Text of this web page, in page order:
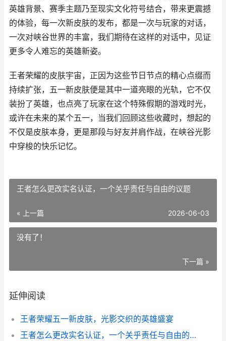
英雄背景、赛季主题乃至现实文化符号结合，带来更震撼
的体验，每一次新皮肤的发布，都是一次与玩家的对话，
一次对峡谷世界的丰富，我们期待在这样的对话中，见证
更多令人难忘的英雄新姿。
王者荣耀的皮肤宇宙，正因为这些节日节点的精心点缀而
持续扩张，五一新皮肤便是其中一道亮眼的光轨，它不仅
装扮了英雄，也点亮了玩家在这个特殊假期的游戏时光，
或许在未来的某个五一，当我们回顾这些收藏时，想起的
不仅是皮肤本身，更是那段与好友并肩作战，在峡谷光影
中穿梭的快乐记忆。
王者怎么更改实名认证，一个关乎责任与自由的议题
« 上一篇 2026-06-03
没有了！
下一篇 »
延伸阅读
王者荣耀五一新皮肤，光影交织的英雄盛宴
王者怎么更改实名认证，一个关乎责任与自由的议题